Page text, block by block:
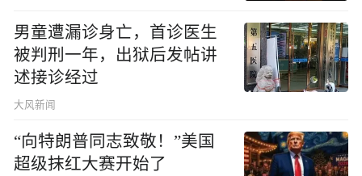
男童遭漏诊身亡，首诊医生
被判刑一年，出狱后发帖讲
述接诊经过
大风新闻
“向特朗普同志致敬！”美国
超级抹红大赛开始了